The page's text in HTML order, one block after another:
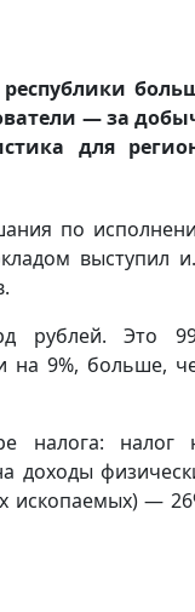
— за
для
по
выступил
рублей. Это
на 9%, больше,
налога: налог
доходы
ископаемых) —